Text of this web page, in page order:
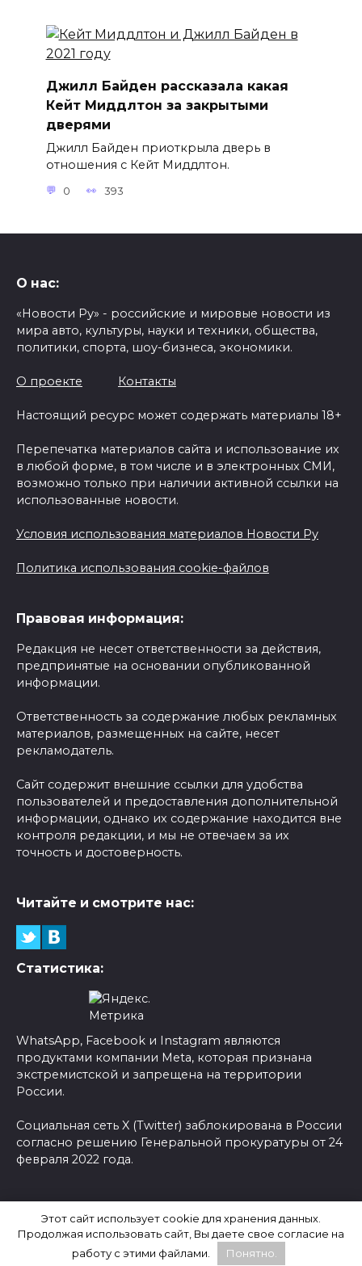
Джилл Байден рассказала какая
Кейт Миддлтон за закрытыми
дверями
Джилл Байден приоткрыла дверь в
отношения с Кейт Миддлтон.
0 393
О нас:
«Новости Ру» - российские и мировые новости из
мира авто, культуры, науки и техники, общества,
политики, спорта, шоу-бизнеса, экономики.
О проекте Контакты
Настоящий ресурс может содержать материалы 18+
Перепечатка материалов сайта и использование их
в любой форме, в том числе и в электронных СМИ,
возможно только при наличии активной ссылки на
использованные новости.
Условия использования материалов Новости Ру
Политика использования cookie-файлов
Правовая информация:
Редакция не несет ответственности за действия,
предпринятые на основании опубликованной
информации.
Ответственность за содержание любых рекламных
материалов, размещенных на сайте, несет
рекламодатель.
Сайт содержит внешние ссылки для удобства
пользователей и предоставления дополнительной
информации, однако их содержание находится вне
контроля редакции, и мы не отвечаем за их
точность и достоверность.
Читайте и смотрите нас:
Статистика:
WhatsApp, Facebook и Instagram являются
продуктами компании Meta, которая признана
экстремистской и запрещена на территории
России.
Социальная сеть X (Twitter) заблокирована в России
согласно решению Генеральной прокуратуры от 24
февраля 2022 года.
Последние новости России
Этот сайт использует cookie для хранения данных.
Продолжая использовать сайт, Вы даете свое согласие на
работу с этими файлами.
Понятно.